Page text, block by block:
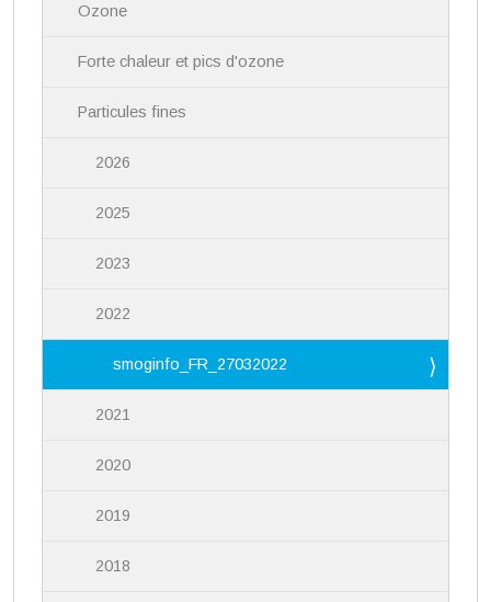
Ozone
Forte chaleur et pics d'ozone
Particules fines
2026
2025
2023
2022
smoginfo_FR_27032022
2021
2020
2019
2018